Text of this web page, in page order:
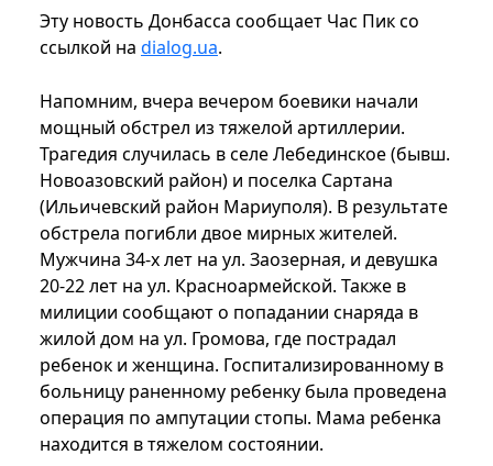
Эту новость Донбасса сообщает Час Пик со
ссылкой на dialog.ua.
Напомним, вчера вечером боевики начали
мощный обстрел из тяжелой артиллерии.
Трагедия случилась в селе Лебединское (бывш.
Новоазовский район) и поселка Сартана
(Ильичевский район Мариуполя). В результате
обстрела погибли двое мирных жителей.
Мужчина 34-х лет на ул. Заозерная, и девушка
20-22 лет на ул. Красноармейской. Также в
милиции сообщают о попадании снаряда в
жилой дом на ул. Громова, где пострадал
ребенок и женщина. Госпитализированному в
больницу раненному ребенку была проведена
операция по ампутации стопы. Мама ребенка
находится в тяжелом состоянии.